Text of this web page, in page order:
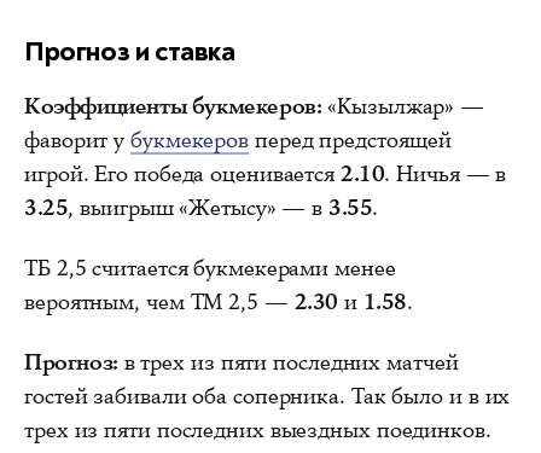
Прогноз и ставка
Коэффициенты букмекеров: «Кызылжар» —
фаворит у букмекеров перед предстоящей
игрой. Его победа оценивается 2.10. Ничья — в
3.25, выигрыш «Жетысу» — в 3.55.
ТБ 2,5 считается букмекерами менее
вероятным, чем ТМ 2,5 — 2.30 и 1.58.
Прогноз: в трех из пяти последних матчей
гостей забивали оба соперника. Так было и в их
трех из пяти последних выездных поединков.